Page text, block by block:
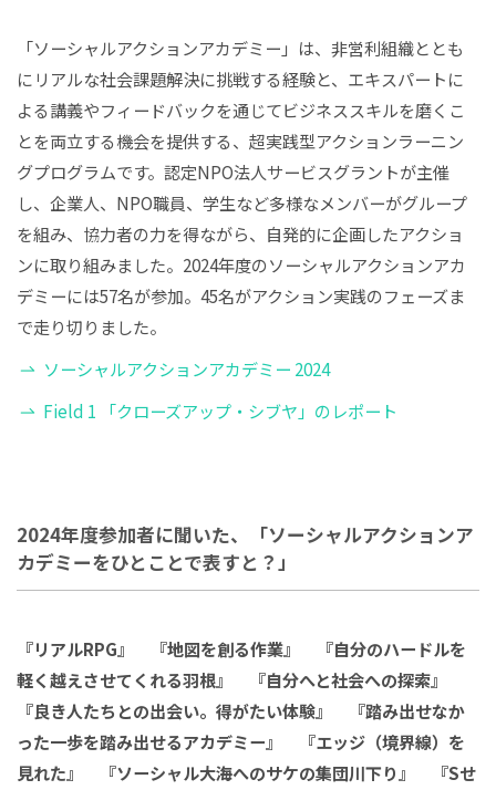
「ソーシャルアクションアカデミー」は、非営利組織ととも
にリアルな社会課題解決に挑戦する経験と、エキスパートに
よる講義やフィードバックを通じてビジネススキルを磨くこ
とを両立する機会を提供する、超実践型アクションラーニン
グプログラムです。認定NPO法人サービスグラントが主催
し、企業人、NPO職員、学生など多様なメンバーがグループ
を組み、協力者の力を得ながら、自発的に企画したアクショ
ンに取り組みました。2024年度のソーシャルアクションアカ
デミーには57名が参加。45名がアクション実践のフェーズま
で走り切りました。
ソーシャルアクションアカデミー 2024
Field 1 「クローズアップ・シブヤ」のレポート
2024年度参加者に聞いた、「ソーシャルアクションア
カデミーをひとことで表すと？」
『リアルRPG』 『地図を創る作業』 『自分のハードルを
軽く越えさせてくれる羽根』 『自分へと社会への探索』
『良き人たちとの出会い。得がたい体験』 『踏み出せなか
った一歩を踏み出せるアカデミー』 『エッジ（境界線）を
見れた』 『ソーシャル大海へのサケの集団川下り』 『Sせ